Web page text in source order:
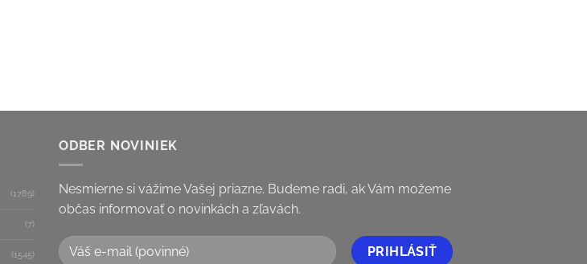
(1789)
(7)
(1545)
ODBER NOVINIEK
Nesmierne si vážime Vašej priazne. Budeme radi, ak Vám možeme
občas informovať o novinkách a zľavách.